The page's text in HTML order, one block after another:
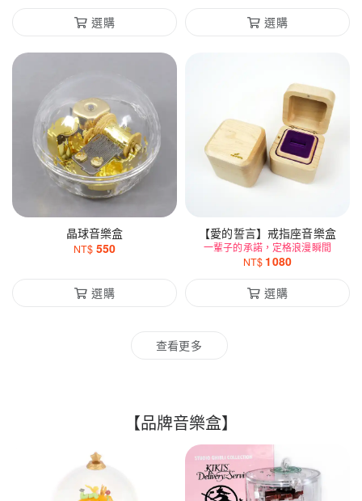
選購
選購
晶球音樂盒
NT$ 550
選購
【愛的誓言】戒指座音樂盒
一輩子的承諾，定格浪漫瞬間
NT$ 1080
選購
查看更多
【品牌音樂盒】